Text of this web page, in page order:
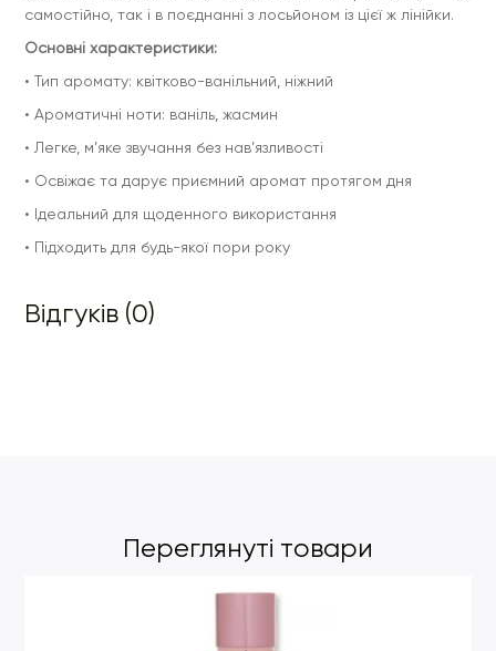
самостійно, так і в поєднанні з лосьйоном із цієї ж лінійки.
Основні характеристики:
• Тип аромату: квітково-ванільний, ніжний
• Ароматичні ноти: ваніль, жасмин
• Легке, м’яке звучання без нав’язливості
• Освіжає та дарує приємний аромат протягом дня
• Ідеальний для щоденного використання
• Підходить для будь-якої пори року
Відгуків (0)
Переглянуті товари